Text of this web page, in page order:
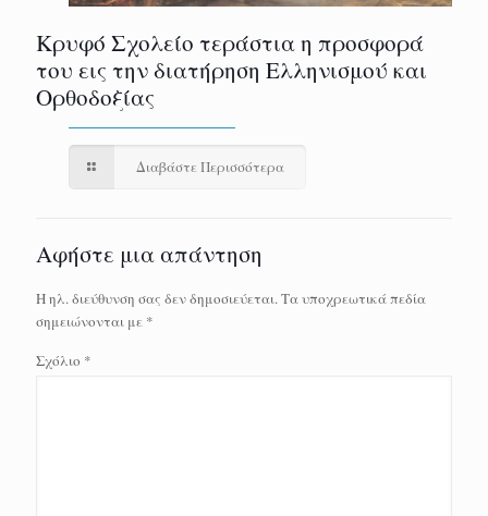
Κρυφό Σχολείο τεράστια η προσφορά
του εις την διατήρηση Ελληνισμού και
Ορθοδοξίας
Διαβάστε Περισσότερα
Αφήστε μια απάντηση
Η ηλ. διεύθυνση σας δεν δημοσιεύεται.Τα υποχρεωτικά πεδία
σημειώνονται με *
Σχόλιο *